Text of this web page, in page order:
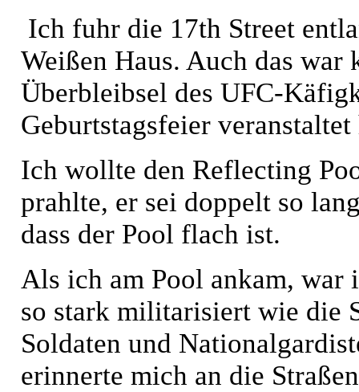
Ich fuhr die 17th Street
Weißen Haus. Auch das
Überbleibsel des UFC-
Geburtstagsfeier veranstaltet
Ich wollte den Reflecting
prahlte, er sei doppelt so
dass der Pool flach ist.
Als ich am Pool ankam, war
so stark militarisiert wie die
Soldaten und
erinnerte mich an die